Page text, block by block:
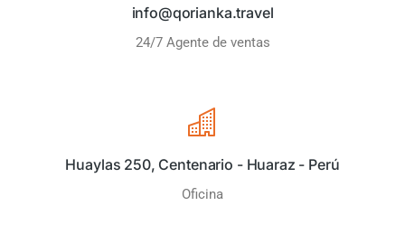
info@qorianka.travel
24/7 Agente de ventas
Huaylas 250, Centenario - Huaraz - Perú
Oficina